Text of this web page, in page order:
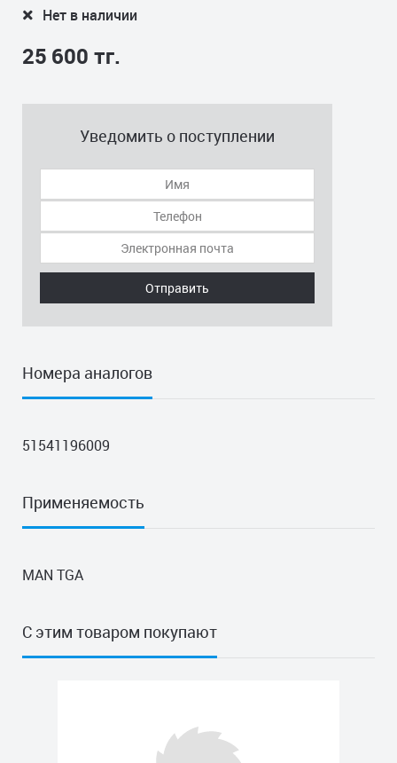
Нет в наличии
25 600 тг.
Уведомить о поступлении
Отправить
Номера аналогов
51541196009
Применяемость
MAN TGA
С этим товаром покупают